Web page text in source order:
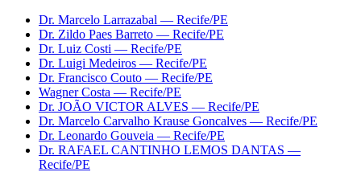
Dr. Marcelo Larrazabal — Recife/PE
Dr. Zildo Paes Barreto — Recife/PE
Dr. Luiz Costi — Recife/PE
Dr. Luigi Medeiros — Recife/PE
Dr. Francisco Couto — Recife/PE
Wagner Costa — Recife/PE
Dr. JOÃO VICTOR ALVES — Recife/PE
Dr. Marcelo Carvalho Krause Goncalves — Recife/PE
Dr. Leonardo Gouveia — Recife/PE
Dr. RAFAEL CANTINHO LEMOS DANTAS —
Recife/PE